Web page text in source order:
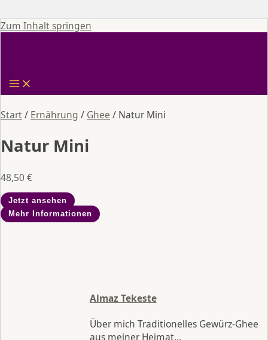
Zum Inhalt springen
Start/ Ernährung / Ghee / Natur Mini
Natur Mini
48,50 €
Jetzt ansehen
Mehr Informationen
Almaz Tekeste
Über mich Traditionelles Gewürz-Ghee
aus meiner Heimat...